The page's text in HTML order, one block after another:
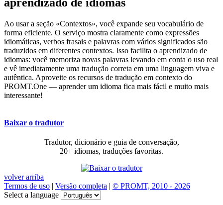
Ao usar a seção «Contextos», você expande seu vocabulário de
forma eficiente. O serviço mostra claramente como expressões
idiomáticas, verbos frasais e palavras com vários significados são
traduzidos em diferentes contextos. Isso facilita o aprendizado de
idiomas: você memoriza novas palavras levando em conta o uso real
e vê imediatamente uma tradução correta em uma linguagem viva e
autêntica. Aproveite os recursos de tradução em contexto do
PROMT.One — aprender um idioma fica mais fácil e muito mais
interessante!
Baixar o tradutor
Tradutor, dicionário e guia de conversação,
20+ idiomas, traduções favoritas.
volver arriba
Termos de uso | Versão completa | © PROMT, 2010 - 2026
Select a language